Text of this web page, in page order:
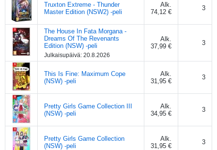
Truxton Extreme - Thunder
Master Edition (NSW2) -peli
Alk.
74,12 €
3
The House In Fata Morgana -
Dreams Of The Revenants
Edition (NSW) -peli
Julkaisupäivä: 20.8.2026
Alk.
37,99 €
3
This Is Fine: Maximum Cope
(NSW) -peli
Alk.
31,95 €
3
Pretty Girls Game Collection III
(NSW) -peli
Alk.
34,95 €
3
Pretty Girls Game Collection
(NSW) -peli
Alk.
31,95 €
3